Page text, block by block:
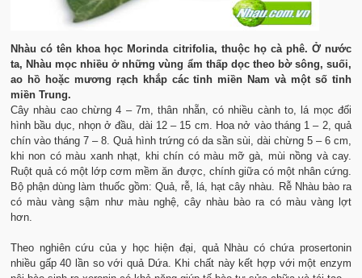
Nhàu có tên khoa học Morinda citrifolia, thuộc họ cà phê. Ở nước
ta, Nhàu mọc nhiều ở những vùng ẩm thấp dọc theo bờ sông, suối,
ao hồ hoặc mương rạch khắp các tỉnh miền Nam và một số tỉnh
miền Trung.
Cây nhàu cao chừng 4 – 7m, thân nhẵn, có nhiều cành to, lá mọc đối
hình bầu dục, nhọn ở đầu, dài 12 – 15 cm. Hoa nở vào tháng 1 – 2, quả
chín vào tháng 7 – 8. Quả hình trứng có da sần sùi, dài chừng 5 – 6 cm,
khi non có màu xanh nhạt, khi chín có màu mỡ gà, mùi nồng và cay.
Ruột quả có một lớp cơm mềm ăn được, chính giữa có một nhân cứng.
Bộ phận dùng làm thuốc gồm: Quả, rễ, lá, hạt cây nhàu. Rễ Nhàu bào ra
có màu vàng sậm như màu nghệ, cây nhàu bào ra có màu vàng lợt
hơn.
Theo nghiên cứu của y học hiện đại, quả Nhàu có chứa prosertonin
nhiều gấp 40 lần so với quả Dứa. Khi chất này kết hợp với một enzym